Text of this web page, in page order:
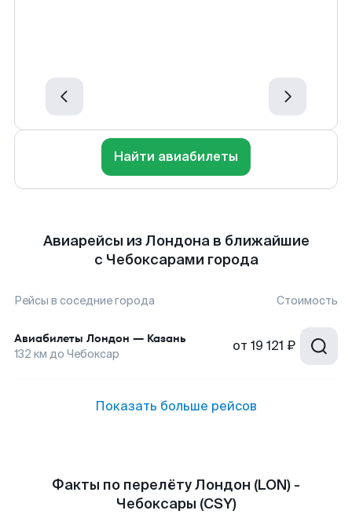
Найти авиабилеты
Авиарейсы из Лондона в ближайшие
с Чебоксарами города
Рейсы в соседние города Стоимость
Авиабилеты Лондон — Казань
132 км до Чебоксар от 19 121 ₽
Показать больше рейсов
Факты по перелёту Лондон (LON) -
Чебоксары (CSY)